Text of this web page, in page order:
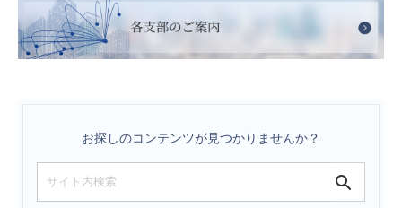
お探しのコンテンツが見つかりませんか？